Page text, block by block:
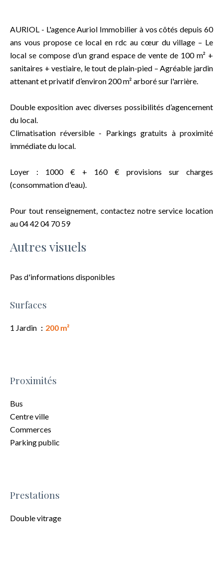
AURIOL - L'agence Auriol Immobilier à vos côtés depuis 60
ans vous propose ce local en rdc au cœur du village – Le
local se compose d’un grand espace de vente de 100 m² +
sanitaires + vestiaire, le tout de plain-pied – Agréable jardin
attenant et privatif d’environ 200 m² arboré sur l'arrière.
Double exposition avec diverses possibilités d’agencement
du local.
Climatisation réversible - Parkings gratuits à proximité
immédiate du local.
Loyer : 1000 € + 160 € provisions sur charges
(consommation d'eau).
Pour tout renseignement, contactez notre service location
au 04 42 04 70 59
Autres visuels
Pas d'informations disponibles
Surfaces
1 Jardin 200 m²
Proximités
Bus
Centre ville
Commerces
Parking public
Prestations
Double vitrage